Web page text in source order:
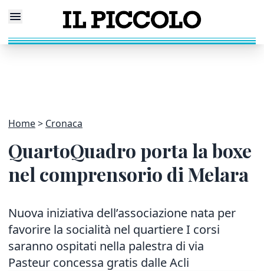
Home Cronaca
QuartoQuadro porta la boxe
nel comprensorio di Melara
Nuova iniziativa dell’associazione nata per
favorire la socialità nel quartiere I corsi
saranno ospitati nella palestra di via
Pasteur concessa gratis dalle Acli